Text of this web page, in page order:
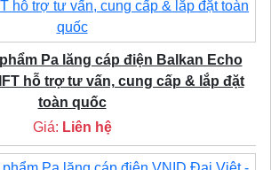
Pa lăng cáp điện Balkan Echo
hỗ trợ tư vấn, cung cấp & lắp đặt
toàn quốc
Giá: Liên hệ